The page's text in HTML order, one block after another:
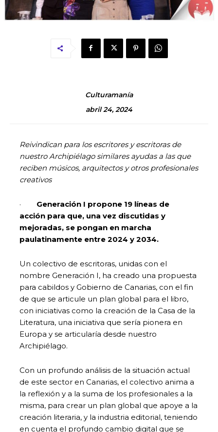
Culturamanía
abril 24, 2024
Reivindican para los escritores y escritoras de
nuestro Archipiélago similares ayudas a las que
reciben músicos, arquitectos y otros profesionales
creativos
· Generación I propone 19 líneas de
acción para que, una vez discutidas y
mejoradas, se pongan en marcha
paulatinamente entre 2024 y 2034.
Un colectivo de escritoras, unidas con el
nombre Generación I, ha creado una propuesta
para cabildos y Gobierno de Canarias, con el fin
de que se articule un plan global para el libro,
con iniciativas como la creación de la Casa de la
Literatura, una iniciativa que sería pionera en
Europa y se articularía desde nuestro
Archipiélago.
Con un profundo análisis de la situación actual
de este sector en Canarias, el colectivo anima a
la reflexión y a la suma de los profesionales a la
misma, para crear un plan global que apoye a la
creación literaria, y la industria editorial, teniendo
en cuenta el profundo cambio digital que se